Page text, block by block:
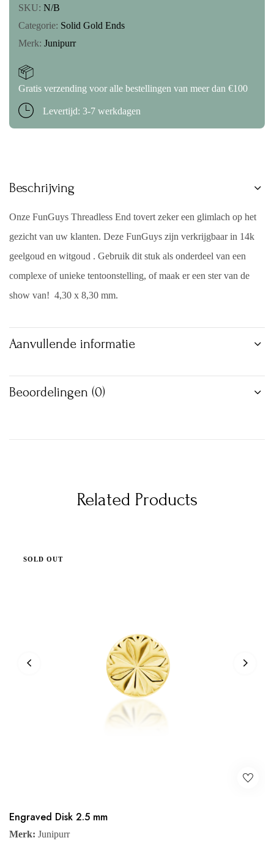
SKU: N/B
Categorie: Solid Gold Ends
Merk: Junipurr
Gratis verzending voor alle bestellingen van meer dan €100
Levertijd: 3-7 werkdagen
Beschrijving
Onze FunGuys Threadless End tovert zeker een glimlach op het
gezicht van uw klanten. Deze FunGuys zijn verkrijgbaar in 14k
geelgoud en witgoud . Gebruik dit stuk als onderdeel van een
complexe of unieke tentoonstelling, of maak er een ster van de
show van! 4,30 x 8,30 mm.
Aanvullende informatie
Beoordelingen (0)
Related Products
SOLD OUT
Engraved Disk 2.5 mm
Merk: Junipurr